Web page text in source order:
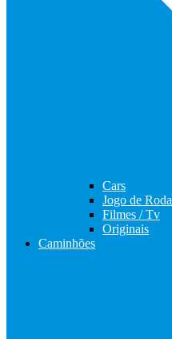
Cars
Jogo de Roda
Filmes / Tv
Originais
Caminhões